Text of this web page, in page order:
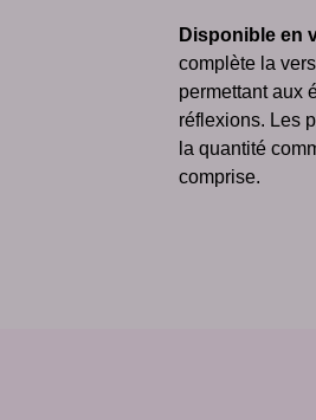
Disponible en
complète la
permettant aux
réflexions. Les
la quantité
comprise.